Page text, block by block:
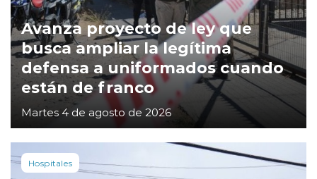
Avanza proyecto de ley que
busca ampliar la legítima
defensa a uniformados cuando
están de franco
Martes 4 de agosto de 2026
Hospitales